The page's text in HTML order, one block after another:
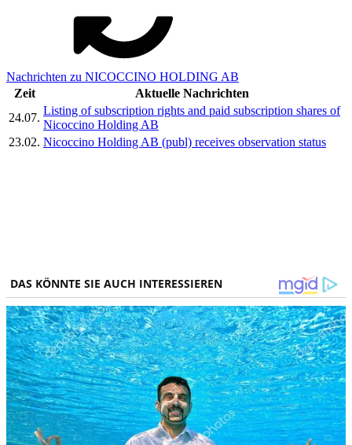
Nachrichten zu NICOCCINO HOLDING AB
Zeit
Aktuelle Nachrichten
24.07.
Listing of subscription rights and paid subscription shares of
Nicoccino Holding AB
23.02. Nicoccino Holding AB (publ) receives observation status